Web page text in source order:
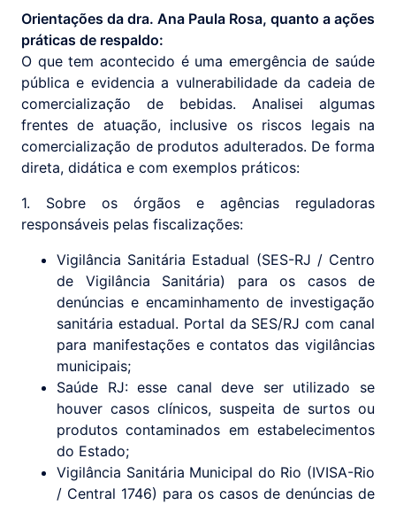
Orientações da dra. Ana Paula Rosa, quanto a ações
práticas de respaldo:
O que tem acontecido é uma emergência de saúde
pública e evidencia a vulnerabilidade da cadeia de
comercialização de bebidas. Analisei algumas
frentes de atuação, inclusive os riscos legais na
comercialização de produtos adulterados. De forma
direta, didática e com exemplos práticos:
1. Sobre os órgãos e agências reguladoras
responsáveis pelas fiscalizações:
Vigilância Sanitária Estadual (SES-RJ / Centro
de Vigilância Sanitária) para os casos de
denúncias e encaminhamento de investigação
sanitária estadual. Portal da SES/RJ com canal
para manifestações e contatos das vigilâncias
municipais;
Saúde RJ: esse canal deve ser utilizado se
houver casos clínicos, suspeita de surtos ou
produtos contaminados em estabelecimentos
do Estado;
Vigilância Sanitária Municipal do Rio (IVISA-Rio
/ Central 1746) para os casos de denúncias de